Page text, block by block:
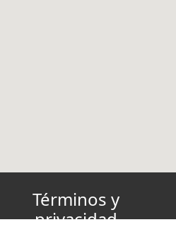
Términos y
privacidad